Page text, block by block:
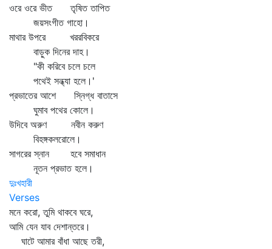
ওরে ওরে ভীত তৃষিত তাপিত
জয়সংগীত গাহো।
মাথার উপরে খররবিকরে
বাড়ুক দিনের দাহ।
"কী করিবে চলে চলে
পথেই সন্ধ্যা হলে।'
প্রভাতের আশে স্নিগ্ধ বাতাসে
ঘুমাব পথের কোলে।
উদিবে অরুণ নবীন করুণ
বিহঙ্গকলরোলে।
সাগরের স্নান হবে সমাধান
নূতন প্রভাত হলে।
দুঃখহারী
Verses
মনে করো, তুমি থাকবে ঘরে,
আমি যেন যাব দেশান্তরে।
ঘাটে আমার বাঁধা আছে তরী,